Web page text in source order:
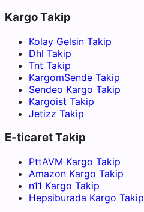
Kargo Takip
Kolay Gelsin Takip
Dhl Takip
Tnt Takip
KargomSende Takip
Sendeo Kargo Takip
Kargoist Takip
Jetizz Takip
E-ticaret Takip
PttAVM Kargo Takip
Amazon Kargo Takip
n11 Kargo Takip
Hepsiburada Kargo Takip